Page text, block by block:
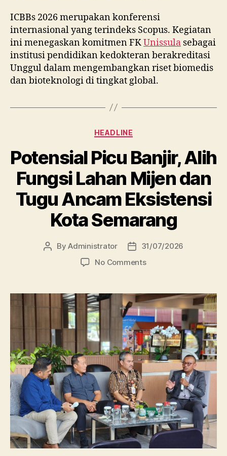
ICBBs 2026 merupakan konferensi
internasional yang terindeks Scopus. Kegiatan
ini menegaskan komitmen FKUnissula sebagai
institusi pendidikan kedokteran berakreditasi
Unggul dalam mengembangkan riset biomedis
dan bioteknologi di tingkat global.
Categories
HEADLINE
Potensial Picu Banjir, Alih
Fungsi Lahan Mijen dan
Tugu Ancam Eksistensi
Kota Semarang
PostByAdministrator
Post
date
31/07/2026
No Commentson
Banjir,
Alih
Fungsi
Lahan
Mijen
dan
Tugu
Ancam
Eksistensi
Semarang